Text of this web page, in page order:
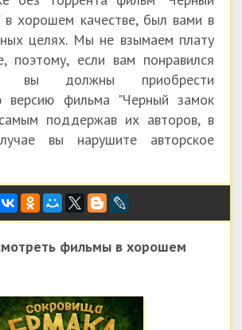
хорошем качестве, был вами в
целях. Мы не взымаем плату
поэтому, если вам понравился
вы должны приобрести
версию фильма "Черный замок
поддержав их авторов, в
вы нарушите авторское
фильмы в хорошем